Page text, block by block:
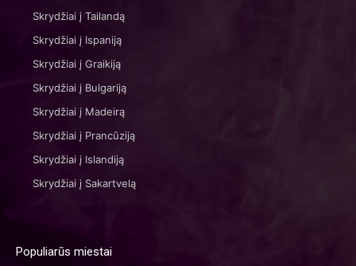
Skrydžiai į Tailandą
Skrydžiai į Ispaniją
Skrydžiai į Graikiją
Skrydžiai į Bulgariją
Skrydžiai į Madeirą
Skrydžiai į Prancūziją
Skrydžiai į Islandiją
Skrydžiai į Sakartvelą
Populiarūs miestai